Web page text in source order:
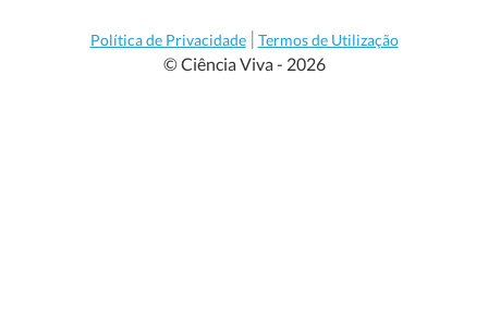
Política de Privacidade| Termos de Utilização
© Ciência Viva - 2026